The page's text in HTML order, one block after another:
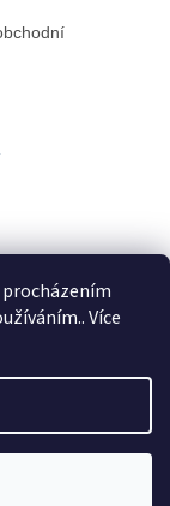
Více
vyhrazena.